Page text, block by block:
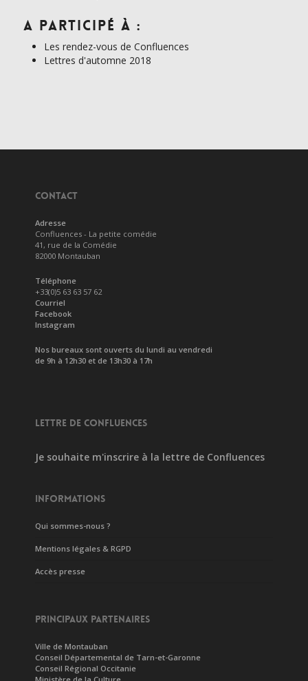
A participé à :
Les rendez-vous de Confluences
Lettres d'automne 2018
CONTACT
Adresse
Confluences - La petite comédie
41, rue de la Comédie
82000 Montauban
Téléphone
+33(0)5 63 63 57 62
Courriel
Facebook
Instagram
Nos bureaux sont ouverts du lundi au vendredi
de 9h à 12h30 et de 13h30 à 17h
LETTRE DE CONFLUENCES
Je souhaite m'inscrire à la lettre de Confluences
INFORMATIONS
Qui sommes-nous ?
Mentions légales & RGPD
Accès presse
PRINCIPAUX PARTENAIRES
Ville de Montauban
Conseil Départemental de Tarn-et-Garonne
Conseil Régional Occitanie